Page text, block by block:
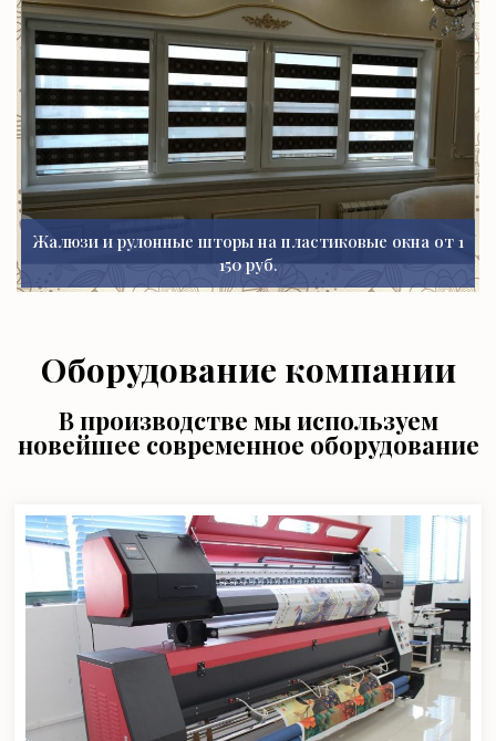
Жалюзи и рулонные шторы на пластиковые окна от 1
150 руб.
Оборудование компании
В производстве мы используем
новейшее современное оборудование